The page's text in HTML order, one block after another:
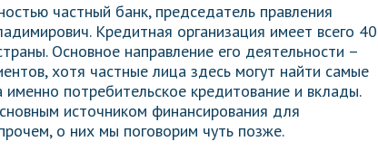
частный банк, председатель правления
Кредитная организация имеет всего 40
Основное направление его деятельности –
хотя частные лица здесь могут найти самые
потребительское кредитование и вклады.
источником финансирования для
о них мы поговорим чуть позже.